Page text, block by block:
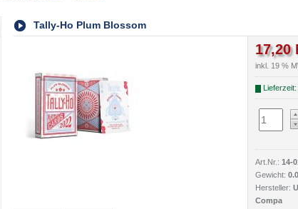
Tally-Ho Plum Blossom
17,20
inkl. 19 %
Art.Nr.: 14-
Gewicht:
Hersteller:
Compa